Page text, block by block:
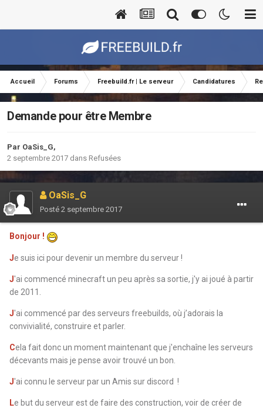
Accueil Forums Freebuild.fr | Le serveur Candidatures
Demande pour être Membre
Par OaSis_G,
2 septembre 2017 dans Refusées
OaSis_G
Posté 2 septembre 2017
Bonjour !
Je suis ici pour devenir un membre du serveur !
J'ai commencé minecraft un peu après sa sortie, j'y ai joué à partir
de 2011.
J'ai commencé par des serveurs freebuilds, où j’adorais la
convivialité, construire et parler.
Cela fait donc un moment maintenant que j'enchaîne les serveurs
décevants mais je pense avoir trouvé un bon.
J'ai connu le serveur par un Amis sur discord !
Le but du serveur est de faire des construction, voir de créer de